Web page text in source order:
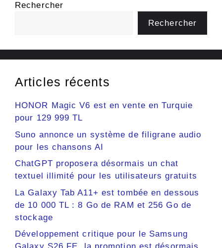
Rechercher
Rechercher
Articles récents
HONOR Magic V6 est en vente en Turquie
pour 129 999 TL
Suno annonce un système de filigrane audio
pour les chansons AI
ChatGPT proposera désormais un chat
textuel illimité pour les utilisateurs gratuits
La Galaxy Tab A11+ est tombée en dessous
de 10 000 TL : 8 Go de RAM et 256 Go de
stockage
Développement critique pour le Samsung